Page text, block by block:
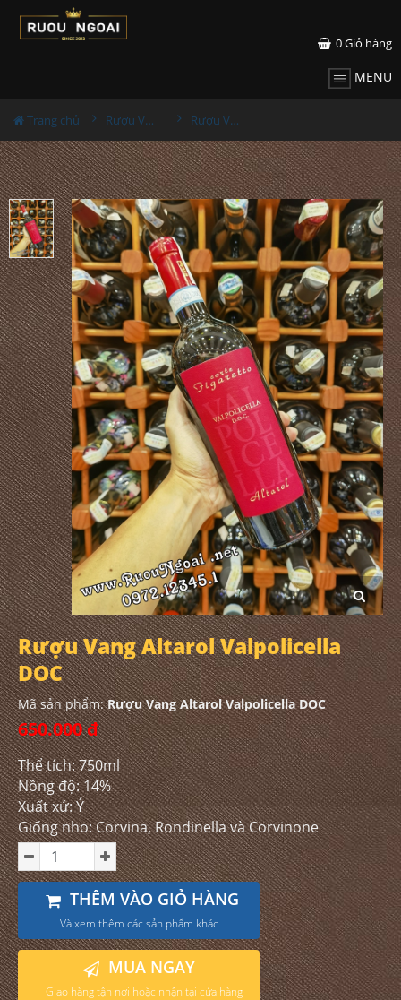
0Giỏ hàng
MENU
Trang chủ Rượu Vang Rượu Vang Altarol Valpolicella DOC
Rượu Vang Altarol Valpolicella
DOC
Mã sản phẩm:Rượu Vang Altarol Valpolicella DOC
650.000 đ
Thể tích: 750ml
Nồng độ: 14%
Xuất xứ: Ý
Giống nho: Corvina, Rondinella và Corvinone
THÊM VÀO GIỎ HÀNG
Và xem thêm các sản phẩm khác
MUA NGAY
Giao hàng tận nơi hoặc nhận tại cửa hàng